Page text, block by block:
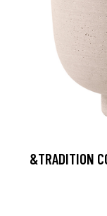
&TRADITION